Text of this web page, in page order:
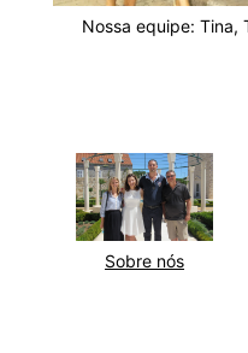
Nossa equipe: Tina,
Sobre nós